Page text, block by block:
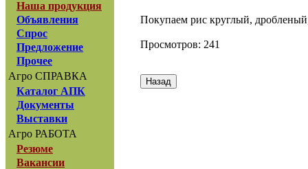
Наша продукция
Объявления
Спрос
Предложение
Прочее
Агро СПРАВКА
Каталог АПК
Документы
Выставки
Агро РАБОТА
Резюме
Вакансии
Покупаем рис круглый,
Просмотров: 241